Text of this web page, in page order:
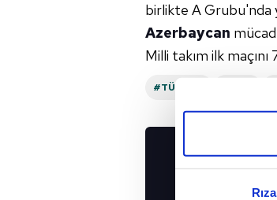
Rıza
birlikte A Grubu'nda
Azerbaycan
Milli takım ilk
#TÜRKIYE